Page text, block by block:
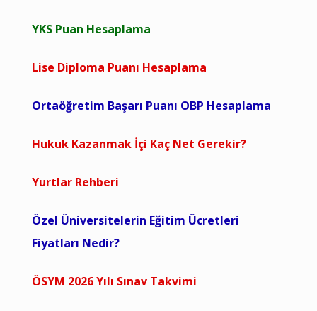
YKS Puan Hesaplama
Lise Diploma Puanı Hesaplama
Ortaöğretim Başarı Puanı OBP Hesaplama
Hukuk Kazanmak İçi Kaç Net Gerekir?
Yurtlar Rehberi
Özel Üniversitelerin Eğitim Ücretleri
Fiyatları Nedir?
ÖSYM 2026 Yılı Sınav Takvimi